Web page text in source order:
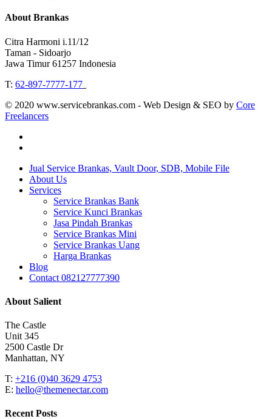
About Brankas
Citra Harmoni i.11/12
Taman - Sidoarjo
Jawa Timur 61257 Indonesia
T: 62-897-7777-177
© 2020 www.servicebrankas.com - Web Design & SEO by Core
Freelancers
Close
Menu
Jual Service Brankas, Vault Door, SDB, Mobile File
About Us
Services
Service Brankas Bank
Service Kunci Brankas
Jasa Pindah Brankas
Service Brankas Mini
Service Brankas Uang
Harga Brankas
Blog
Contact 082127777390
About Salient
The Castle
Unit 345
2500 Castle Dr
Manhattan, NY
T: +216 (0)40 3629 4753
E: hello@themenectar.com
Recent Posts